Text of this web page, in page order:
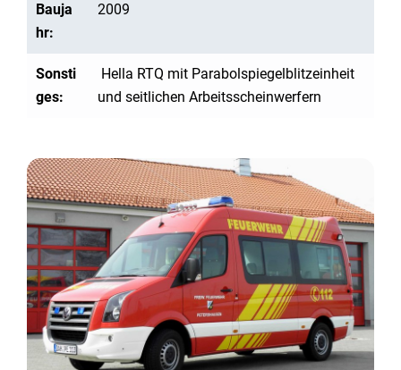
Bauja
hr:
2009
Sonsti
ges:
Hella RTQ mit Parabolspiegelblitzeinheit
und seitlichen Arbeitsscheinwerfern